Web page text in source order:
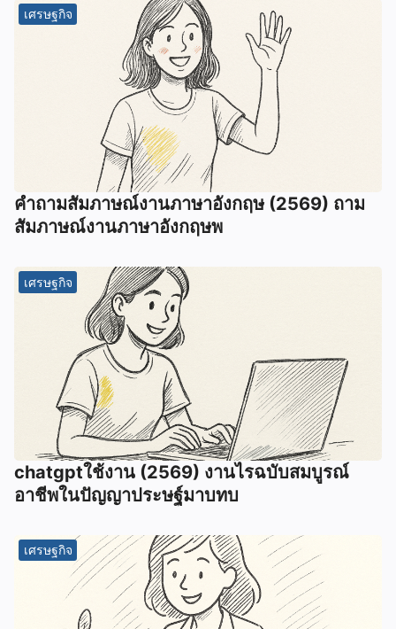
เศรษฐกิจ
คําถามสัมภาษณ์งานภาษาอังกฤษ (2569) ถาม
สัมภาษณ์งานภาษาอังกฤษพ
เศรษฐกิจ
chatgptใช้งาน (2569) งานไรฉบับสมบูรณ์
อาชีพในปัญญาประษฐ์มาบทบ
เศรษฐกิจ